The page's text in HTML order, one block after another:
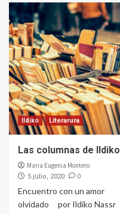
Ildiko Literarura
Las columnas de Ildiko
Maria Eugenia Montero
5 julio, 2020 0
Encuentro con un amor
olvidado por Ildiko Nassr